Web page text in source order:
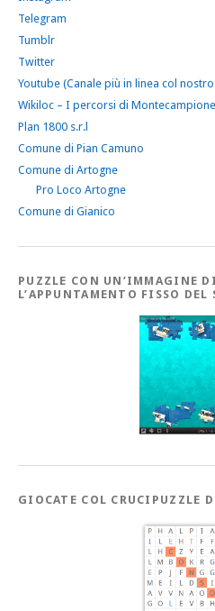
Telegram
Tumblr
Twitter
Youtube (Canale più in linea col
Wikiloc – I percorsi di
Plan 1800 s.r.l
Comune di Pian Camuno
Comune di Artogne
Pro Loco Artogne
Comune di Gianico
PUZZLE CON UN’IMMAGINE
L’APPUNTAMENTO FISSO DEL
GIOCATE COL CRUCIPUZZLE